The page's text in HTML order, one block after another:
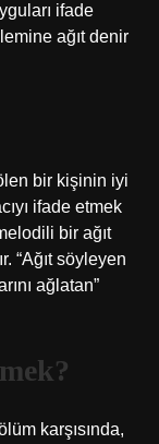
ifade
ağıt denir
bir kişinin iyi
ifade etmek
bir ağıt
“Ağıt söyleyen
ağlatan”
karşısında,